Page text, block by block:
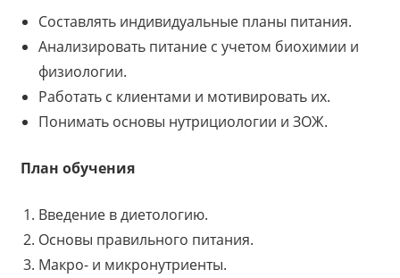
Составлять индивидуальные планы питания.
Анализировать питание с учетом биохимии и
физиологии.
Работать с клиентами и мотивировать их.
Понимать основы нутрициологии и ЗОЖ.
План обучения
Введение в диетологию.
Основы правильного питания.
Макро- и микронутриенты.